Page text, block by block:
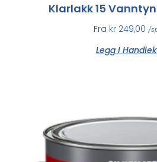
Klarlakk 15
Fra kr249,00 /
Legg I